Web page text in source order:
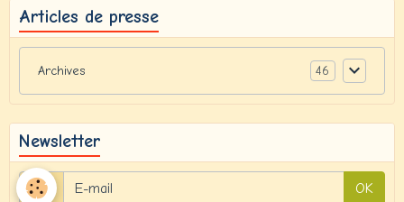
Articles de presse
Archives 46
Newsletter
OK